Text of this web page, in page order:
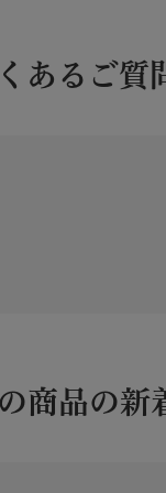
あるご質
商品の新